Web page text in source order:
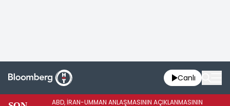
Canlı
ABD, İRAN-UMMAN ANLAŞMASININ AÇIKLANMASININ